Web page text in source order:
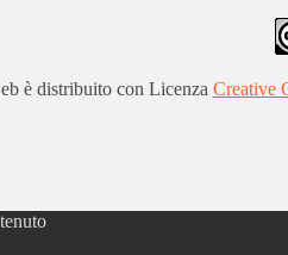
è distribuito con Licenza Creative